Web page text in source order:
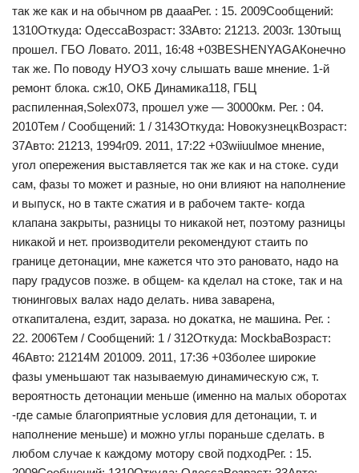
так же как и на обычном рв даааРег. : 15. 2009Сообщений:
1310Откуда: ОдессаВозраст: 33Авто: 21213. 2003г. 130тыщ
прошел. ГБО Ловато. 2011, 16:48 +03BESHENYAGAКонечно
так же. По поводу НУОЗ хочу слышать ваше мнение. 1-й
ремонт блока. сж10, ОКБ Динамика118, ГБЦ
распиленная,Solex073, прошел уже — 30000км. Рег. : 04.
2010Тем / Сообщений: 1 / 3143Откуда: НовокузнецкВозраст:
37Авто: 21213, 1994г09. 2011, 17:22 +03wiiuulмое мнение,
угол опережения выставляется так же как и на стоке. суди
сам, фазы то может и разные, но они влияют на наполнение
и выпуск, но в такте сжатия и в рабочем такте- когда
клапана закрыты, разницы то никакой нет, поэтому разницы
никакой и нет. производители рекомендуют стаить по
границе детонации, мне кажется что это рановато, надо на
пару градусов позже. в общем- ка кделал на стоке, так и на
тюнинговых валах надо делать. нива заварена,
откапиталена, ездит, зараза. но докатка, не машина. Рег. :
22. 2006Тем / Сообщений: 1 / 312Откуда: MockbaВозраст:
46Авто: 21214М 201009. 2011, 17:36 +03более широкие
фазы уменьшают так называемую динамическую сж, т.
вероятность детонации меньше (именно на малых оборотах
-где самые благоприятные условия для детонации, т. и
наполнение меньше) и можно углы пораньше сделать. в
любом случае к каждому мотору свой подходРег. : 15.